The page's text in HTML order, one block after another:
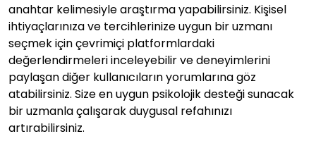
anahtar kelimesiyle araştırma yapabilirsiniz. Kişisel
ihtiyaçlarınıza ve tercihlerinize uygun bir uzmanı
seçmek için çevrimiçi platformlardaki
değerlendirmeleri inceleyebilir ve deneyimlerini
paylaşan diğer kullanıcıların yorumlarına göz
atabilirsiniz. Size en uygun psikolojik desteği sunacak
bir uzmanla çalışarak duygusal refahınızı
artırabilirsiniz.